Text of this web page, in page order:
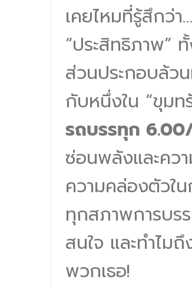
เคยไหมที่รู้สึกว่
“ประสิทธิภาพ”
ส่วนประกอบล้ว
กับหนึ่งใน “ขุม
รถบรรทุก
ซ่อนพลังและคว
ความคล่องตัวใ
ทุกสภาพการบร
สนใจ และทำไม
พวกเธอ!